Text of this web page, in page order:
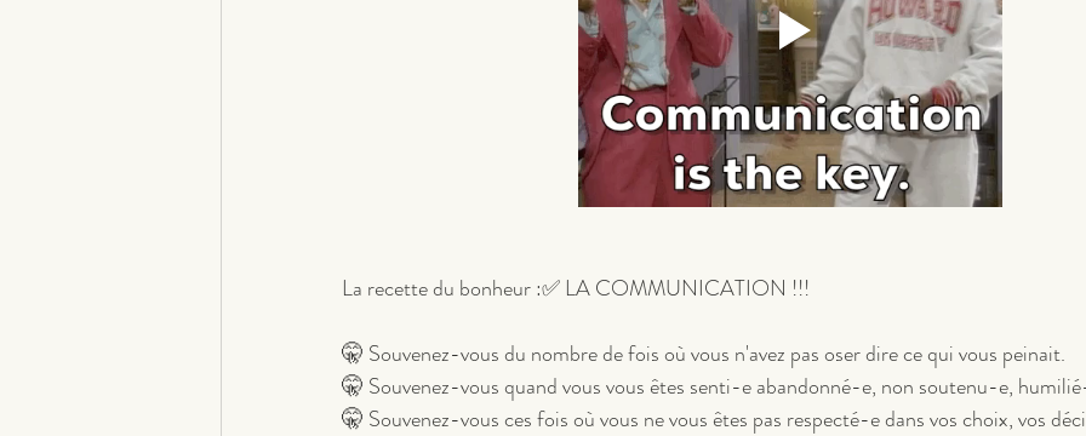
La recette du bonheur :✅ LA COMMUNICATION !!!
🤫 Souvenez-vous du nombre de fois où vous n'avez pas oser dire ce qui vous peinait.
🤫 Souvenez-vous quand vous vous êtes senti-e abandonné-e, non soutenu-e,
🤫 Souvenez-vous ces fois où vous ne vous êtes pas respecté-e dans vos choix, vos